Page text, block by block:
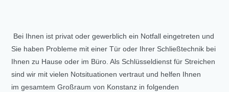
Bei Ihnen ist privat oder gewerblich ein Notfall eingetreten und
Sie haben Probleme mit einer Tür oder Ihrer Schließtechnik bei
Ihnen zu Hause oder im Büro. Als Schlüsseldienst für Streichen
sind wir mit vielen Notsituationen vertraut und helfen Ihnen
im gesamtem Großraum von Konstanz in folgenden